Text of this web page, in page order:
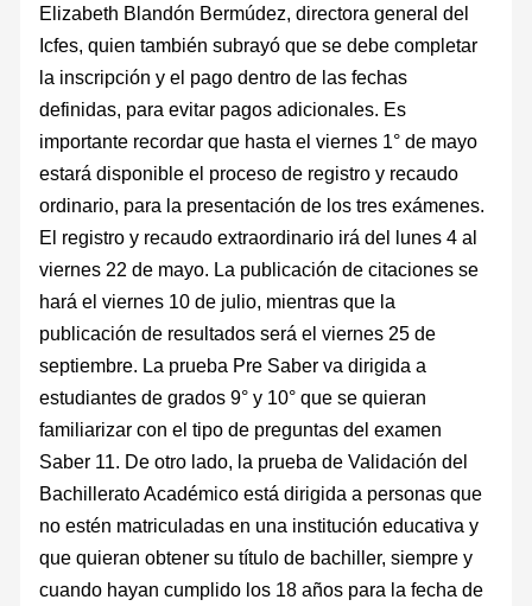
Elizabeth Blandón Bermúdez, directora general del
Icfes, quien también subrayó que se debe completar
la inscripción y el pago dentro de las fechas
definidas, para evitar pagos adicionales. Es
importante recordar que hasta el viernes 1° de mayo
estará disponible el proceso de registro y recaudo
ordinario, para la presentación de los tres exámenes.
El registro y recaudo extraordinario irá del lunes 4 al
viernes 22 de mayo. La publicación de citaciones se
hará el viernes 10 de julio, mientras que la
publicación de resultados será el viernes 25 de
septiembre. La prueba Pre Saber va dirigida a
estudiantes de grados 9° y 10° que se quieran
familiarizar con el tipo de preguntas del examen
Saber 11. De otro lado, la prueba de Validación del
Bachillerato Académico está dirigida a personas que
no estén matriculadas en una institución educativa y
que quieran obtener su título de bachiller, siempre y
cuando hayan cumplido los 18 años para la fecha de